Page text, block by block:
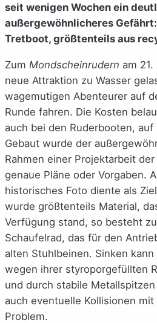
seit wenigen Wochen ein
außergewöhnlicheres
Tretboot, größtenteils aus
Zum Mondscheinrudern am
neue Attraktion zu Wasser
wagemutigen Abenteurer auf
Runde fahren. Die Kosten
auch bei den Ruderbooten,
Gebaut wurde der
Rahmen einer Projektarbeit
genaue Pläne oder Vorgaben.
historisches Foto diente als
wurde größtenteils Material,
Verfügung stand, so besteht
Schaufelrad, das für den
alten Stuhlbeinen. Sinken
wegen ihrer styroporgefüllten
und durch stabile
auch eventuelle Kollisionen
Problem.